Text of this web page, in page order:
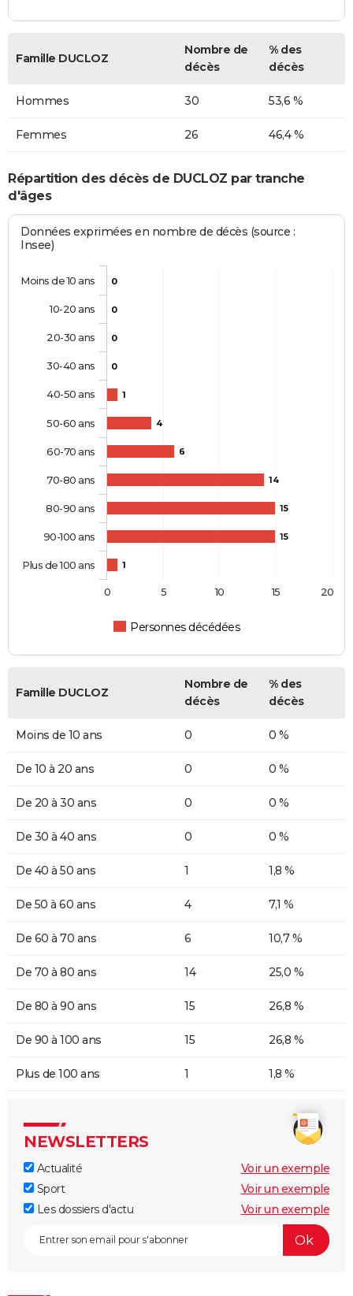
Famille DUCLOZ
Nombre de
décès
% des
décès
Hommes 30 53,6 %
Femmes 26 46,4 %
Répartition des décès de DUCLOZ par tranche
d'âges
Données exprimées en nombre de décès (source :
Insee)
0
0
0
0
1
4
6
14
15
15
1
Personnes décédées
Moins de 10 ans
10-20 ans
20-30 ans
30-40 ans
40-50 ans
50-60 ans
60-70 ans
70-80 ans
80-90 ans
90-100 ans
Plus de 100 ans
0 5 10 15 20
Famille DUCLOZ
Nombre de
décès
% des
décès
Moins de 10 ans 0 0 %
De 10 à 20 ans 0 0 %
De 20 à 30 ans 0 0 %
De 30 à 40 ans 0 0 %
De 40 à 50 ans 1 1,8 %
De 50 à 60 ans 4 7,1 %
De 60 à 70 ans 6 10,7 %
De 70 à 80 ans 14 25,0 %
De 80 à 90 ans 15 26,8 %
De 90 à 100 ans 15 26,8 %
Plus de 100 ans 1 1,8 %
NEWSLETTERS
Actualité
Voir un exemple
Sport
Voir un exemple
Les dossiers d'actu
Voir un exemple